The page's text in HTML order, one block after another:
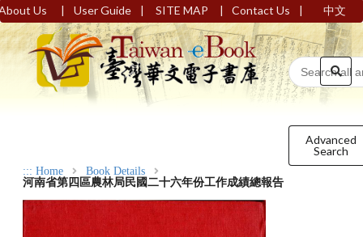
Us | User Guide | SITE MAP | Contact Us | 中文
Advanced
Search
::: Home
Book Details
河南省第四區農林局民國二十六年份工作成績總報告